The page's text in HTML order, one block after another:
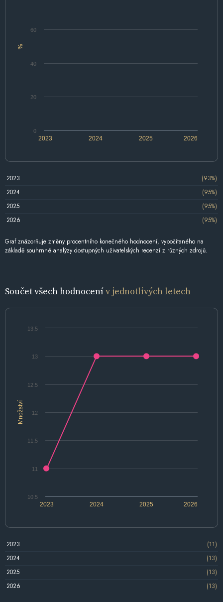
%
2024 2026
2023 2025
0
20
40
60
2023
(93%)
2024
(95%)
2025
(95%)
2026
(95%)
Graf znázorňuje změny procentního konečného hodnocení, vypočítaného na
základě souhrnné analýzy dostupných uživatelských recenzí z různých zdrojů.
Součet všech hodnocenív jednotlivých letech
Množství
2024 2026
2023 2025
10.5
11
11.5
12
12.5
13
13.5
2023
(11)
2024
(13)
2025
(13)
2026
(13)